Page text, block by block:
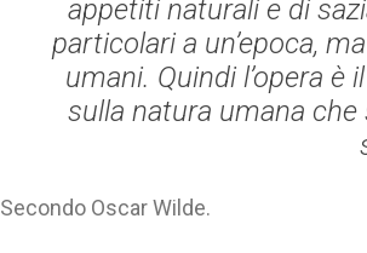
appetiti naturali e di
particolari a un’epoca,
umani. Quindi l’opera
sulla natura umana
Secondo Oscar Wilde.